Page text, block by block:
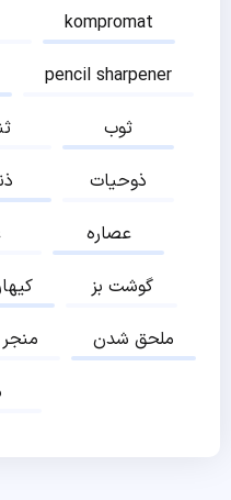
kompromat
pencil sharpener
ثوب
ذوحیات
عصاره
گوشت بز
ملحق شدن